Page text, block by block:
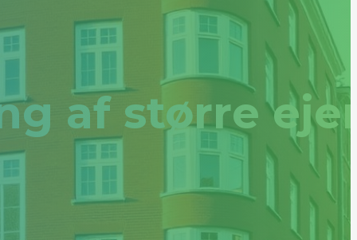
af større